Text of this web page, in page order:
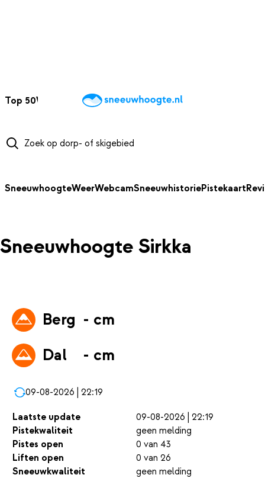
Top 50Webcams WintersportweerKaarten
SneeuwhoogteWeerWebcamSneeuwhistoriePistekaart
Sneeuwhoogte Sirkka
Berg - cm
Dal
- cm
09-08-2026 | 22:19
Laatste update
09-08-2026 | 22:19
Pistekwaliteit
geen melding
Pistes open
0 van 43
Liften open
0 van 26
Sneeuwkwaliteit
geen melding